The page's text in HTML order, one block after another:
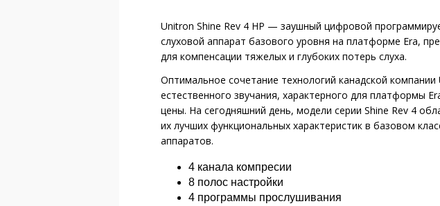
Unitron Shine Rev 4 HP — заушный цифровой
слуховой аппарат базового уровня на платформе Era,
для компенсации тяжелых и глубоких потерь слуха.
Оптимальное сочетание технологий канадской компании
естественного звучания, характерного для платформы
цены. На сегодняшний день, модели cерии Shine Rev 4
их лучших функциональных характеристик в базовом
аппаратов.
4 канала компресии
8 полос настройки
4 программы прослушивания